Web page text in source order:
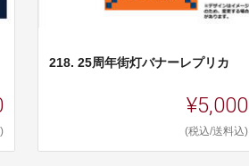
218. 25周年街灯バナーレプリカ
¥5,000
(税込/送料込)